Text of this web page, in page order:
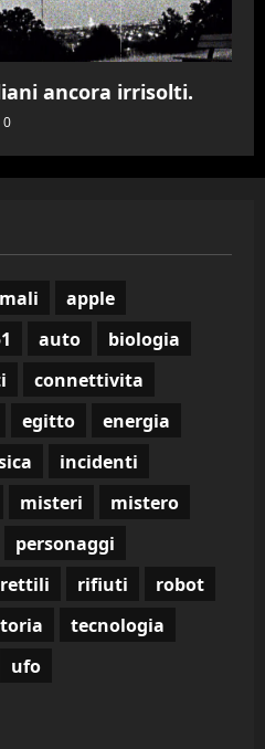
ancora irrisolti.
0
apple
auto
biologia
connettivita
egitto
energia
incidenti
misteri
mistero
personaggi
rettili rifiuti
robot
tecnologia
ufo